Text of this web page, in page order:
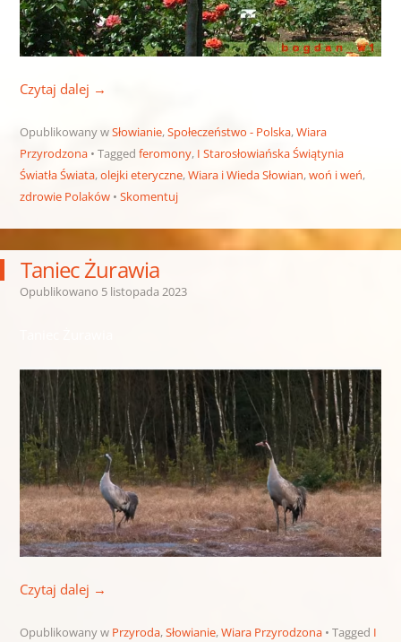
Czytaj dalej →
Opublikowany wSłowianie,Społeczeństwo - Polska,Wiara
Przyrodzona
Tagged feromony, I Starosłowiańska Świątynia
Światła Świata,olejki eteryczne,Wiara i Wieda Słowian,woń i weń,
zdrowie Polaków
Skomentuj
Taniec Żurawia
Opublikowano 5 listopada 2023
Czytaj dalej →
Opublikowany w Przyroda,Słowianie,Wiara Przyrodzona Tagged I